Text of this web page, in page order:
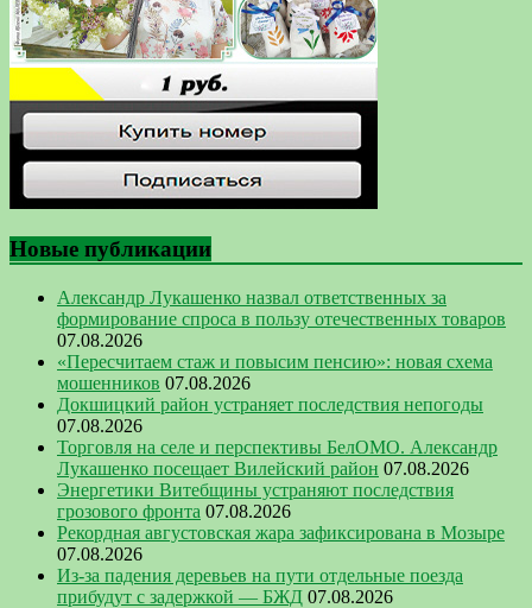
Новые публикации
Александр Лукашенко назвал ответственных за
формирование спроса в пользу отечественных товаров
07.08.2026
«Пересчитаем стаж и повысим пенсию»: новая схема
мошенников 07.08.2026
Докшицкий район устраняет последствия непогоды
07.08.2026
Торговля на селе и перспективы БелОМО. Александр
Лукашенко посещает Вилейский район 07.08.2026
Энергетики Витебщины устраняют последствия
грозового фронта 07.08.2026
Рекордная августовская жара зафиксирована в Мозыре
07.08.2026
Из-за падения деревьев на пути отдельные поезда
прибудут с задержкой — БЖД 07.08.2026